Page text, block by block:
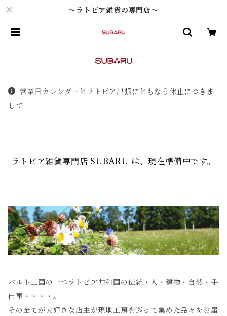
～ラトビア雑貨の専門店～
営業日カレンダーとラトビア出張にともなう休止につきま
して
ラトビア雑貨専門店 SUBARU は、現在準備中です。
バルト三国の一つラトビア共和国の伝統・人・建物・自然・手
仕事・・・・。
その全てが大好きな店主が現地工房を巡って集めた品々をお届